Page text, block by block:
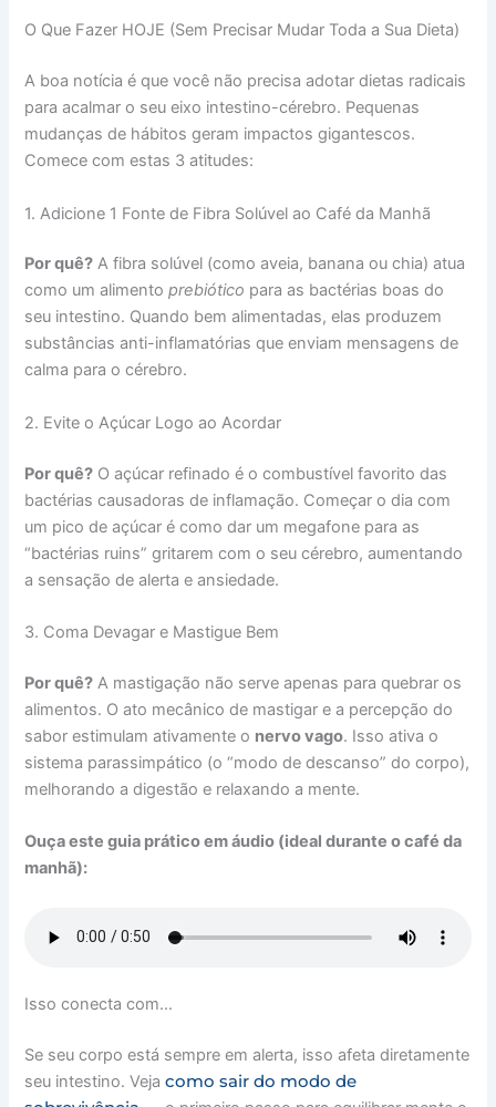
O Que Fazer HOJE (Sem Precisar Mudar Toda a Sua Dieta)
A boa notícia é que você não precisa adotar dietas radicais
para acalmar o seu eixo intestino-cérebro. Pequenas
mudanças de hábitos geram impactos gigantescos.
Comece com estas 3 atitudes:
1. Adicione 1 Fonte de Fibra Solúvel ao Café da Manhã
Por quê? A fibra solúvel (como aveia, banana ou chia) atua
como um alimentoprebiótico para as bactérias boas do
seu intestino. Quando bem alimentadas, elas produzem
substâncias anti-inflamatórias que enviam mensagens de
calma para o cérebro.
2. Evite o Açúcar Logo ao Acordar
Por quê? O açúcar refinado é o combustível favorito das
bactérias causadoras de inflamação. Começar o dia com
um pico de açúcar é como dar um megafone para as
“bactérias ruins” gritarem com o seu cérebro, aumentando
a sensação de alerta e ansiedade.
3. Coma Devagar e Mastigue Bem
Por quê? A mastigação não serve apenas para quebrar os
alimentos. O ato mecânico de mastigar e a percepção do
sabor estimulam ativamente o nervo vago. Isso ativa o
sistema parassimpático (o “modo de descanso” do corpo),
melhorando a digestão e relaxando a mente.
Ouça este guia prático em áudio (ideal durante o café da
manhã):
Isso conecta com…
Se seu corpo está sempre em alerta, isso afeta diretamente
seu intestino. Vejacomo sair do modo de